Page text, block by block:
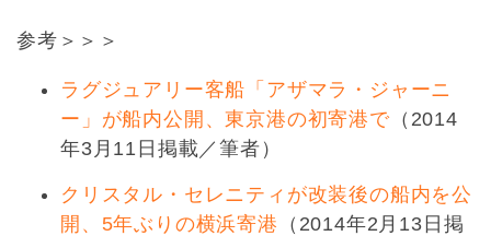
参考＞＞＞
ラグジュアリー客船「アザマラ・ジャーニ
ー」が船内公開、東京港の初寄港で（2014
年3月11日掲載／筆者）
クリスタル・セレニティが改装後の船内を公
開、5年ぶりの横浜寄港 （2014年2月13日掲